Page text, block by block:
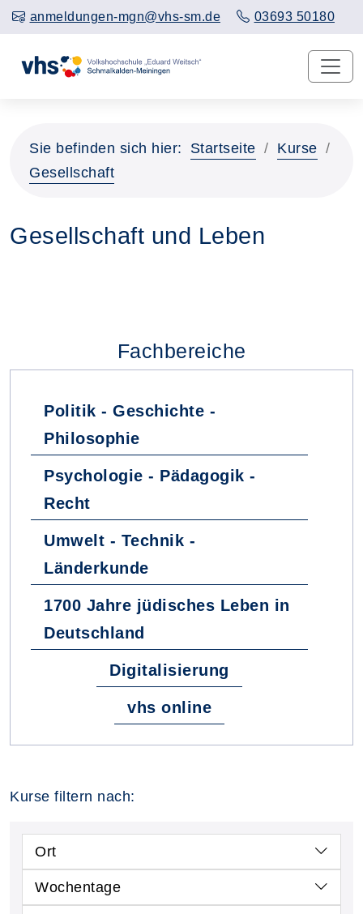
anmeldungen-mgn@vhs-sm.de 03693 50180
Sie befinden sich hier: Startseite
Kurse
Gesellschaft
Gesellschaft und Leben
Fachbereiche
Politik - Geschichte -
Philosophie
Psychologie - Pädagogik -
Recht
Umwelt - Technik -
Länderkunde
1700 Jahre jüdisches Leben in
Deutschland
Digitalisierung
vhs online
Kurse filtern nach:
Ort
Wochentage